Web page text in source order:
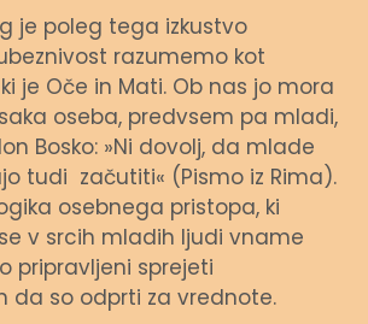
je poleg tega izkustvo
razumemo kot
je Oče in Mati. Ob nas jo mora
oseba, predvsem pa mladi,
Bosko: »Ni dovolj, da mlade
tudi začutiti« (Pismo iz Rima).
osebnega pristopa, ki
v srcih mladih ljudi vname
pripravljeni sprejeti
da so odprti za vrednote.